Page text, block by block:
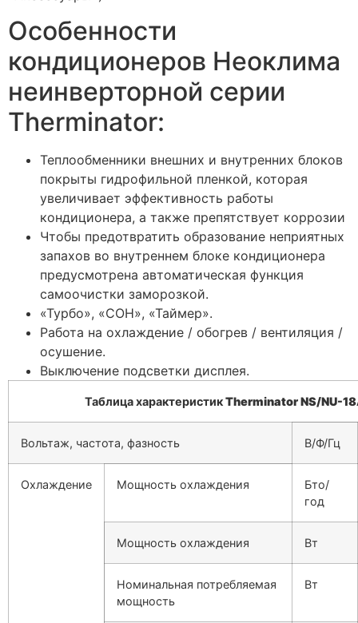
Особенности
кондиционеров Неоклима
неинверторной серии
Therminator:
Теплообменники внешних и внутренних блоков
покрыты гидрофильной пленкой, которая
увеличивает эффективность работы
кондиционера, а также препятствует коррозии
Чтобы предотвратить образование неприятных
запахов во внутреннем блоке кондиционера
предусмотрена автоматическая функция
самоочистки заморозкой.
«Турбо», «СОН», «Таймер».
Работа на охлаждение / обогрев / вентиляция /
осушение.
Выключение подсветки дисплея.
Таблица характеристикTherminator NS/NU-
Вольтаж, частота, фазность В/Ф/Гц
Охлаждение Мощность охлаждения
Бто/
год
Мощность охлаждения Вт
Номинальная потребляемая
мощность
Вт